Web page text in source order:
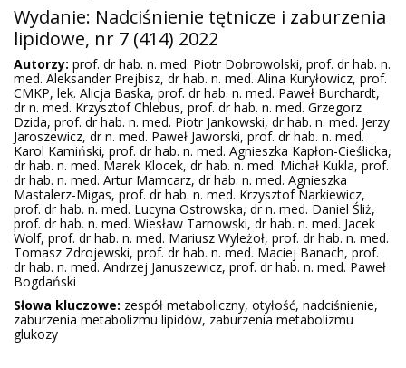
Wydanie: Nadciśnienie tętnicze i zaburzenia
lipidowe, nr 7 (414) 2022
Autorzy: prof. dr hab. n. med. Piotr Dobrowolski, prof. dr hab. n.
med. Aleksander Prejbisz, dr hab. n. med. Alina Kuryłowicz, prof.
CMKP, lek. Alicja Baska, prof. dr hab. n. med. Paweł Burchardt,
dr n. med. Krzysztof Chlebus, prof. dr hab. n. med. Grzegorz
Dzida, prof. dr hab. n. med. Piotr Jankowski, dr hab. n. med. Jerzy
Jaroszewicz, dr n. med. Paweł Jaworski, prof. dr hab. n. med.
Karol Kamiński, prof. dr hab. n. med. Agnieszka Kapłon-Cieślicka,
dr hab. n. med. Marek Klocek, dr hab. n. med. Michał Kukla, prof.
dr hab. n. med. Artur Mamcarz, dr hab. n. med. Agnieszka
Mastalerz-Migas, prof. dr hab. n. med. Krzysztof Narkiewicz,
prof. dr hab. n. med. Lucyna Ostrowska, dr n. med. Daniel Śliż,
prof. dr hab. n. med. Wiesław Tarnowski, dr hab. n. med. Jacek
Wolf, prof. dr hab. n. med. Mariusz Wyleżoł, prof. dr hab. n. med.
Tomasz Zdrojewski, prof. dr hab. n. med. Maciej Banach, prof.
dr hab. n. med. Andrzej Januszewicz, prof. dr hab. n. med. Paweł
Bogdański
Słowa kluczowe: zespół metaboliczny, otyłość, nadciśnienie,
zaburzenia metabolizmu lipidów, zaburzenia metabolizmu
glukozy